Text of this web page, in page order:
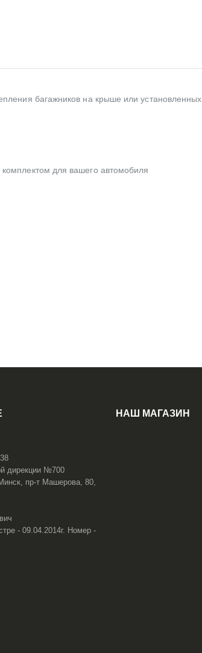
багажников на крыше или установленных
для вашего автомобиля
дирекции №700
пр-т Машерова, 80,
- 09.04.2014г. Номер -
НАШ МАГАЗИН